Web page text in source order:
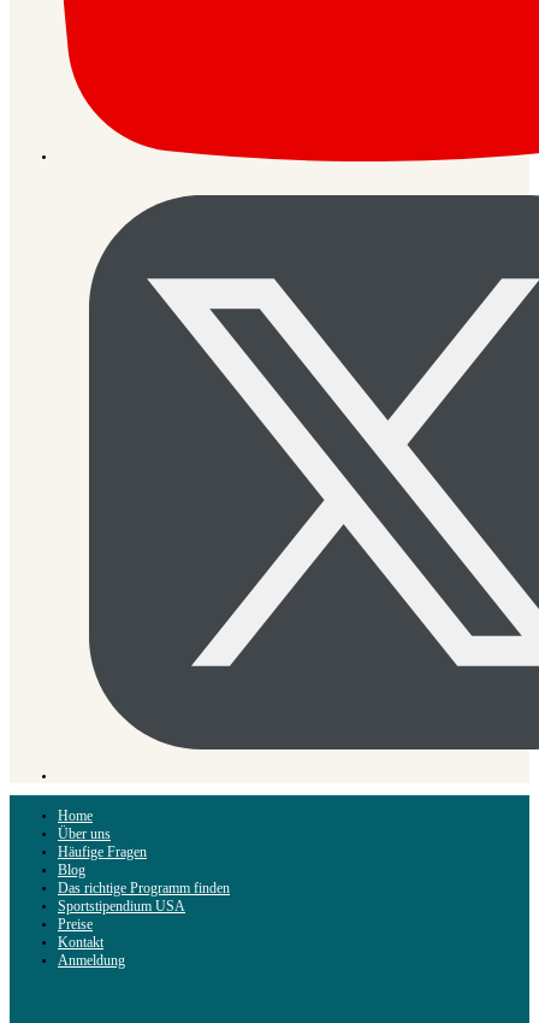
Home
Über uns
Häufige Fragen
Blog
Das richtige Programm finden
Sportstipendium USA
Preise
Kontakt
Anmeldung